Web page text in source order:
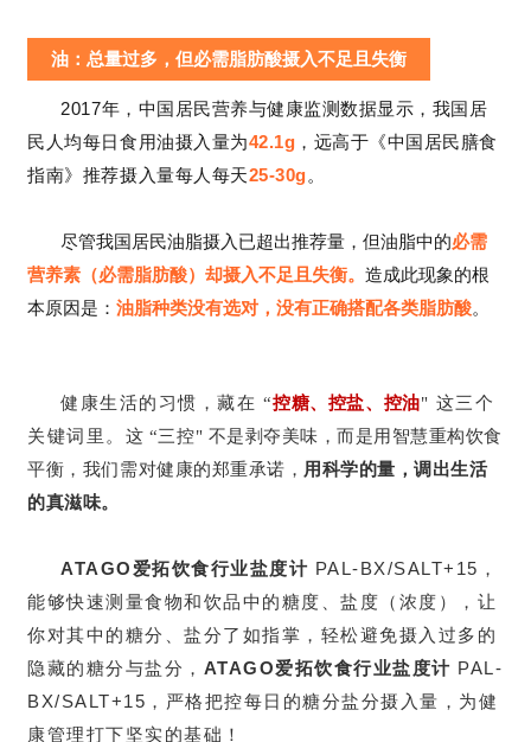
油：总量过多，但必需脂肪酸摄入不足且失衡
2017年，中国居民营养与健康监测数据显示，我国居
民人均每日食用油摄入量为42.1g ，远高于《中国居民膳食
指南》推荐摄入量每人每天25-30g。
尽管我国居民油脂摄入已超出推荐量，但油脂中的必需
营养素（必需脂肪酸）却摄入不足且失衡。造成此现象的根
本原因是：油脂种类没有选对，没有正确搭配各类脂肪酸。
ATAGO爱拓 24
健康生活的习惯，藏在 “控糖、控盐、控油" 这三个
关键词里。 这 “三控" 不是剥夺美味，而是用智慧重构饮食
平衡，我们需对健康的郑重承诺， 用科学的量，调出生活
的真滋味。
ATAGO 爱拓饮食行业盐度计 PAL-BX/SALT+15 ，
能够快速测量食物和饮品中的糖度、盐度（浓度），让
你对其中的糖分、盐分了如指掌，轻松避免摄入过多的
隐藏的糖分与盐分， ATAGO爱拓饮食行业盐度计 PAL-
BX/SALT+15， 严格把控每日的糖分盐分摄入量，为健
康管理打下坚实的基础！